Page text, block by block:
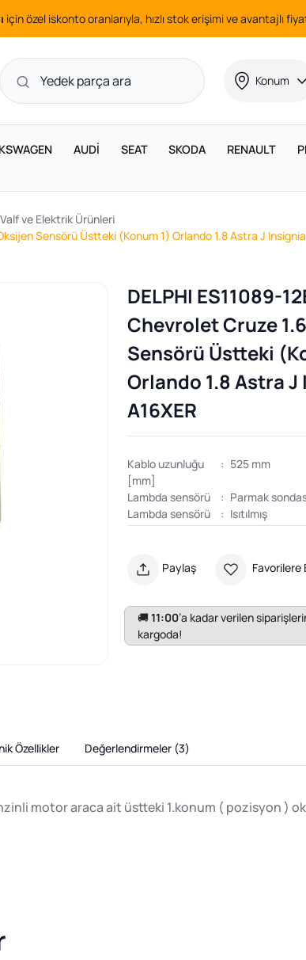
için özel iskonto oranlarıyla, hızlı stok erişimi ve avantajlı
Konum
AUDİ SEAT SKODA RENAULT
ve Elektrik Ürünleri
Sensörü Üstteki (Konum 1) Orlando 1.8 Astra J
DELPHI ES11089-
Chevrolet Cruze
Sensörü Üstteki
Orlando 1.8 Astra
A16XER
Kablo uzunluğu
[mm]
: 525 mm
Lambda sensörü : Parmak
Lambda sensörü
: Isıtılmış
Paylaş Favorilere
🚚11:00’a kadar verilen
kargoda!
Özellikler Değerlendirmeler (3)
motor araca ait üstteki 1.konum ( pozisyon )